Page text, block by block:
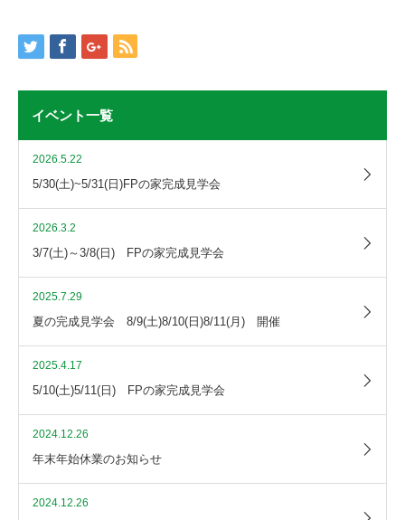
イベント一覧
2026.5.22
5/30(土)~5/31(日)FPの家完成見学会
2026.3.2
3/7(土)～3/8(日) FPの家完成見学会
2025.7.29
夏の完成見学会 8/9(土)8/10(日)8/11(月) 開催
2025.4.17
5/10(土)5/11(日) FPの家完成見学会
2024.12.26
年末年始休業のお知らせ
2024.12.26